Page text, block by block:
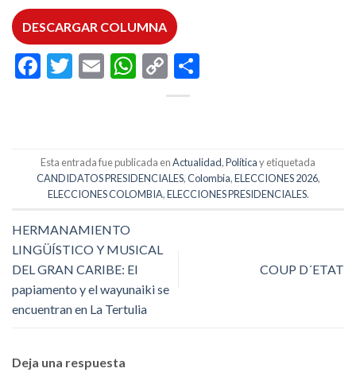
DESCARGAR COLUMNA
Facebook
Twitter
EmailWhatsApp
Copy
Link
Esta entrada fue publicada enActualidad,Políticay etiquetada
CANDIDATOS PRESIDENCIALES,Colombia,ELECCIONES 2026,
ELECCIONES COLOMBIA,ELECCIONES PRESIDENCIALES.
HERMANAMIENTO
LINGÜÍSTICO Y MUSICAL
DEL GRAN CARIBE: El
papiamento y el wayunaiki se
encuentran en La Tertulia
COUP D´ETAT
Deja una respuesta